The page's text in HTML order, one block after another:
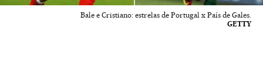
Bale e Cristiano: estrelas de Portugal x País de Gales.
GETTY